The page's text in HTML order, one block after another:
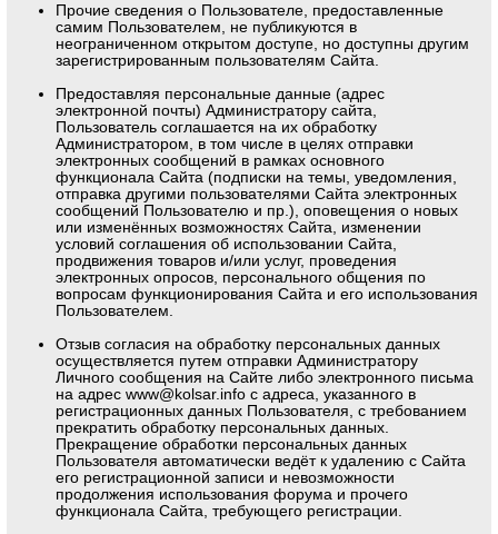
Прочие сведения о Пользователе, предоставленные
самим Пользователем, не публикуются в
неограниченном открытом доступе, но доступны другим
зарегистрированным пользователям Сайта.
Предоставляя персональные данные (адрес
электронной почты) Администратору сайта,
Пользователь соглашается на их обработку
Администратором, в том числе в целях отправки
электронных сообщений в рамках основного
функционала Сайта (подписки на темы, уведомления,
отправка другими пользователями Сайта электронных
сообщений Пользователю и пр.), оповещения о новых
или изменённых возможностях Сайта, изменении
условий соглашения об использовании Сайта,
продвижения товаров и/или услуг, проведения
электронных опросов, персонального общения по
вопросам функционирования Сайта и его использования
Пользователем.
Отзыв согласия на обработку персональных данных
осуществляется путем отправки Администратору
Личного сообщения на Сайте либо электронного письма
на адрес www@kolsar.info с адреса, указанного в
регистрационных данных Пользователя, с требованием
прекратить обработку персональных данных.
Прекращение обработки персональных данных
Пользователя автоматически ведёт к удалению с Сайта
его регистрационной записи и невозможности
продолжения использования форума и прочего
функционала Сайта, требующего регистрации.